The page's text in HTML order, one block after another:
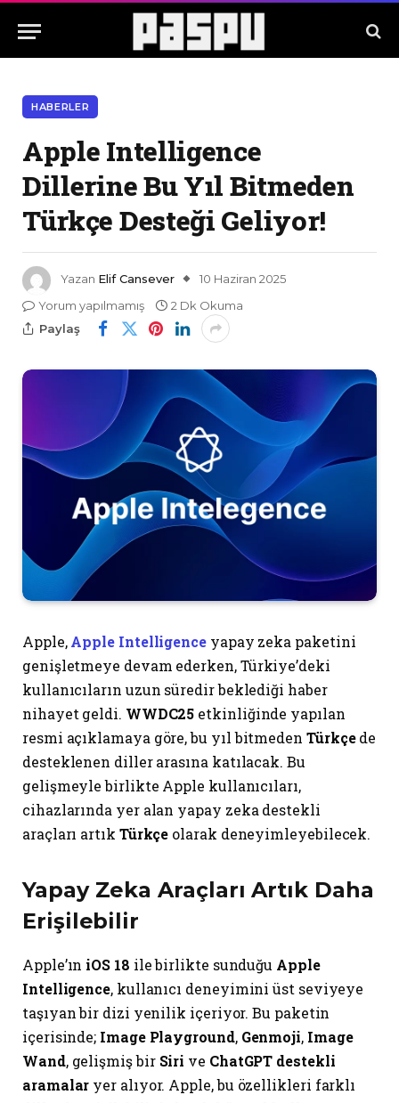
HABERLER
Apple Intelligence
Dillerine Bu Yıl Bitmeden
Türkçe Desteği Geliyor!
Yazan Elif Cansever
10 Haziran 2025
Yorum yapılmamış
2 Dk Okuma
Paylaş
Apple,Apple Intelligence yapay zeka paketini
genişletmeye devam ederken, Türkiye’deki
kullanıcıların uzun süredir beklediği haber
nihayet geldi. WWDC25 etkinliğinde yapılan
resmi açıklamaya göre, bu yıl bitmeden Türkçede
desteklenen diller arasına katılacak. Bu
gelişmeyle birlikte Apple kullanıcıları,
cihazlarında yer alan yapay zeka destekli
araçları artık Türkçe olarak deneyimleyebilecek.
Yapay Zeka Araçları Artık Daha
Erişilebilir
Apple’ın iOS 18 ile birlikte sunduğu Apple
Intelligence, kullanıcı deneyimini üst seviyeye
taşıyan bir dizi yenilik içeriyor. Bu paketin
içerisinde; Image Playground, Genmoji, Image
Wand, gelişmiş bir Siri ve ChatGPT destekli
aramalar yer alıyor. Apple, bu özellikleri farklı